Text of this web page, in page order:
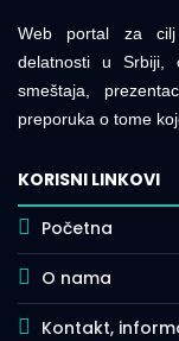
Web portal za cilj
delatnosti u Srbiji,
smeštaja,
preporuka o tome
KORISNI LINKOVI
Početna
O nama
Kontakt,